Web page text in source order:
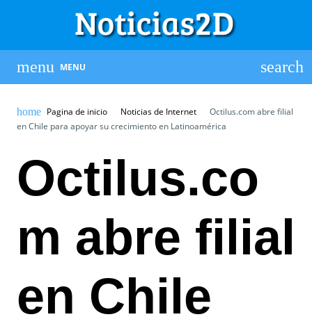
MENU
Pagina de inicio Noticias de Internet
Octilus.com abre filial
en Chile para apoyar su crecimiento en Latinoamérica
Octilus.co
m abre filial
en Chile